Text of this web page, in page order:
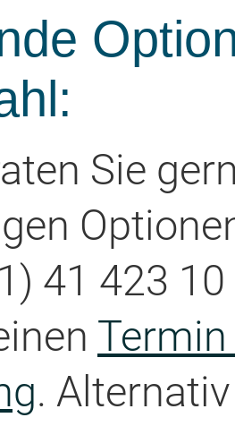
Sie
41 423
.